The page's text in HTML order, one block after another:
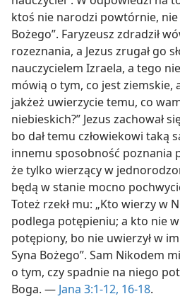
ktoś nie narodzi powtórnie,
Bożego”. Faryzeusz zdradził
rozeznania, a Jezus zrugał go
nauczycielem Izraela, a tego
mówią o tym, co jest ziemskie,
jakżeż uwierzycie temu, co
niebieskich?” Jezus zachował
bo dał temu człowiekowi taką
innemu sposobność poznania
że tylko wierzący w
będą w stanie mocno
Toteż rzekł mu: „Kto wierzy w
podlega potępieniu; a kto nie
potępiony, bo nie uwierzył w
Syna Bożego”. Sam Nikodem
o tym, czy spadnie na niego
Boga. — Jana 3:1-12, 16-18.